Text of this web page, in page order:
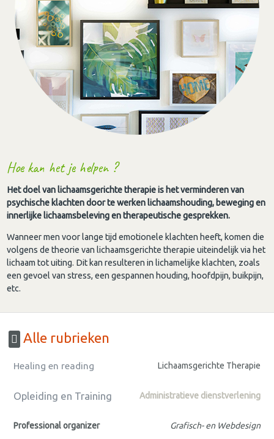
Hoe kan het je helpen ?
Het doel van lichaamsgerichte therapie is het verminderen van
psychische klachten door te werken lichaamshouding, beweging en
innerlijke lichaamsbeleving en therapeutische gesprekken.
Wanneer men voor lange tijd emotionele klachten heeft, komen die
volgens de theorie van lichaamsgerichte therapie uiteindelijk via het
lichaam tot uiting. Dit kan resulteren in lichamelijke klachten, zoals
een gevoel van stress, een gespannen houding, hoofdpijn, buikpijn,
etc.
Alle rubrieken
Healing en reading Lichaamsgerichte Therapie
Opleiding en Training Administratieve dienstverlening
Professional organizer Grafisch- en Webdesign